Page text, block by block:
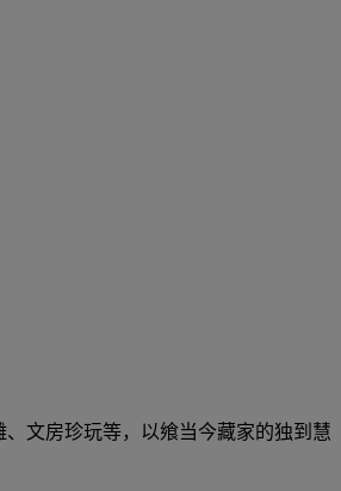
文房珍玩等，以飨当今藏家的独到慧